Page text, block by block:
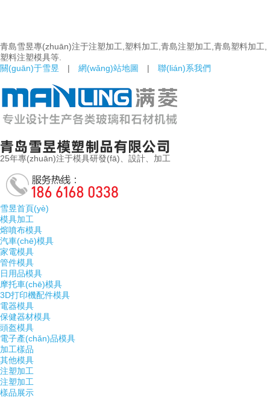
青島雪昱專(zhuān)注于注塑加工,塑料加工,青島注塑加工,青島塑料加工,
塑料注塑模具等.
關(guān)于雪昱 | 網(wǎng)站地圖 | 聯(lián)系我們
25年專(zhuān)注于模具研發(fā)、設計、加工
雪昱首頁(yè)
模具加工
熔噴布模具
汽車(chē)模具
家電模具
管件模具
日用品模具
摩托車(chē)模具
3D打印機配件模具
電器模具
保健器材模具
頭盔模具
電子產(chǎn)品模具
加工樣品
其他模具
注塑加工
注塑加工
樣品展示